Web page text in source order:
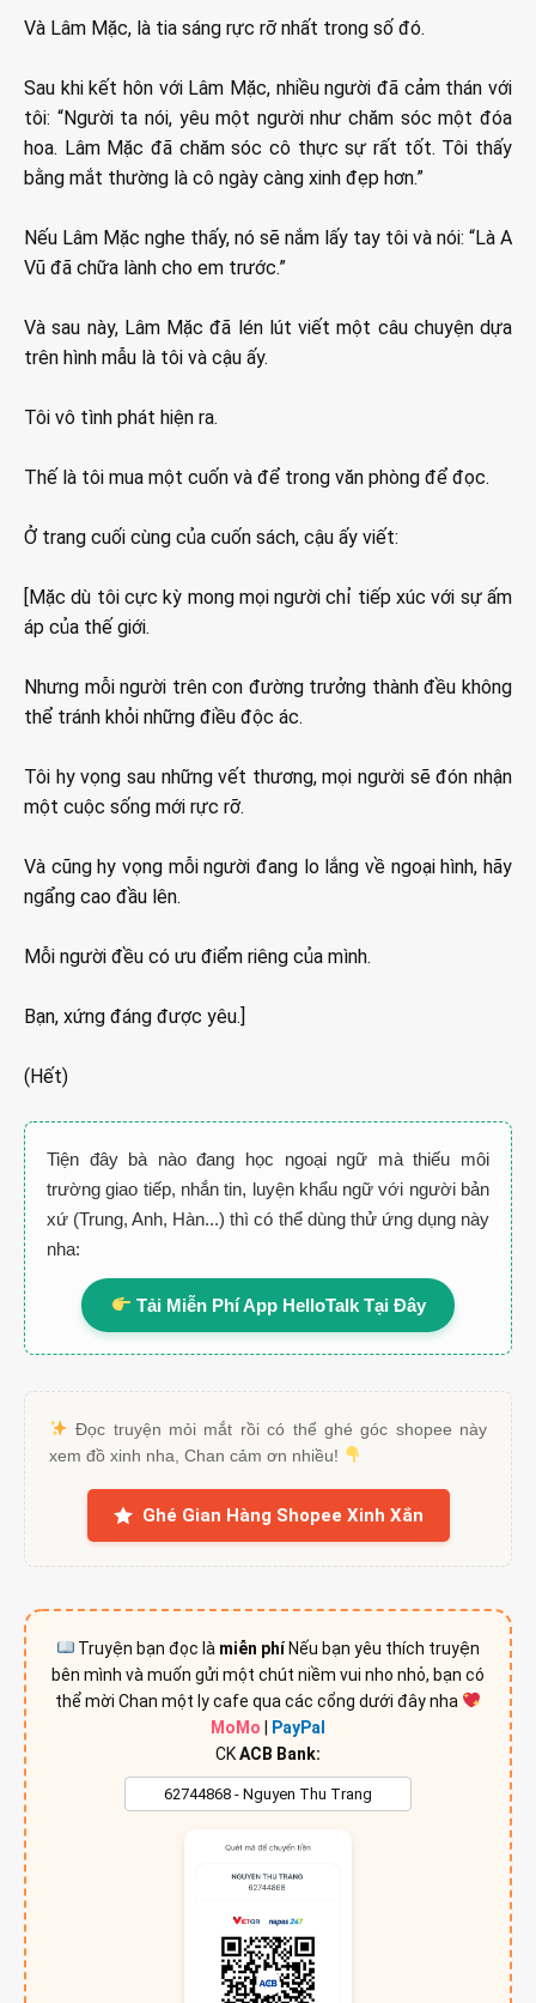
Và Lâm Mặc, là tia sáng rực rỡ nhất trong số đó.
Sau khi kết hôn với Lâm Mặc, nhiều người đã cảm thán với
tôi: “Người ta nói, yêu một người như chăm sóc một đóa
hoa. Lâm Mặc đã chăm sóc cô thực sự rất tốt. Tôi thấy
bằng mắt thường là cô ngày càng xinh đẹp hơn.”
Nếu Lâm Mặc nghe thấy, nó sẽ nắm lấy tay tôi và nói: “Là A
Vũ đã chữa lành cho em trước.”
Và sau này, Lâm Mặc đã lén lút viết một câu chuyện dựa
trên hình mẫu là tôi và cậu ấy.
Tôi vô tình phát hiện ra.
Thế là tôi mua một cuốn và để trong văn phòng để đọc.
Ở trang cuối cùng của cuốn sách, cậu ấy viết:
[Mặc dù tôi cực kỳ mong mọi người chỉ tiếp xúc với sự ấm
áp của thế giới.
Nhưng mỗi người trên con đường trưởng thành đều không
thể tránh khỏi những điều độc ác.
Tôi hy vọng sau những vết thương, mọi người sẽ đón nhận
một cuộc sống mới rực rỡ.
Và cũng hy vọng mỗi người đang lo lắng về ngoại hình, hãy
ngẩng cao đầu lên.
Mỗi người đều có ưu điểm riêng của mình.
Bạn, xứng đáng được yêu.]
(Hết)
Tiện đây bà nào đang học ngoại ngữ mà thiếu môi
trường giao tiếp, nhắn tin, luyện khẩu ngữ với người bản
xứ (Trung, Anh, Hàn...) thì có thể dùng thử ứng dụng này
nha:
Tải Miễn Phí App HelloTalk Tại Đây
Đọc truyện mỏi mắt rồi có thể ghé góc shopee này
xem đồ xinh nha, Chan cảm ơn nhiều!
Ghé Gian Hàng Shopee Xinh Xắn
Truyện bạn đọc là miễn phíNếu bạn yêu thích truyện
bên mình và muốn gửi một chút niềm vui nho nhỏ, bạn có
thể mời Chan một ly cafe qua các cổng dưới đây nha
MoMo
PayPal
CKACB Bank: